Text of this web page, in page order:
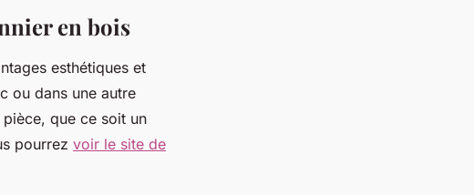
en bois
esthétiques et
ou dans une autre
que ce soit un
pourrez voir le site de